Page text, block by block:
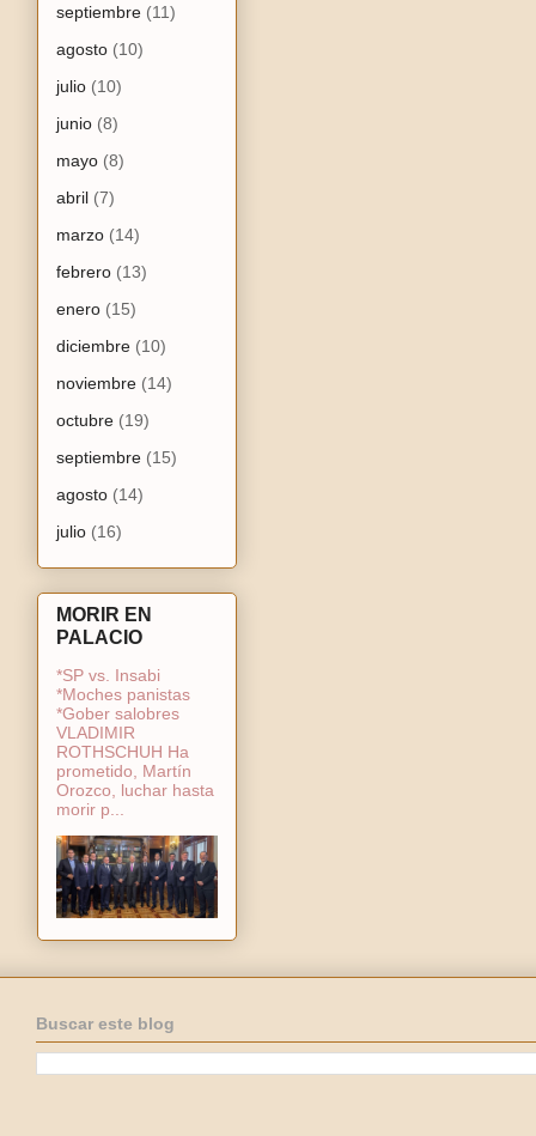
septiembre (11)
agosto (10)
julio (10)
junio (8)
mayo (8)
abril (7)
marzo (14)
febrero (13)
enero (15)
diciembre (10)
noviembre (14)
octubre (19)
septiembre (15)
agosto (14)
julio (16)
MORIR EN
PALACIO
*SP vs. Insabi
*Moches panistas
*Gober salobres
VLADIMIR
ROTHSCHUH Ha
prometido, Martín
Orozco, luchar hasta
morir p...
Buscar este blog